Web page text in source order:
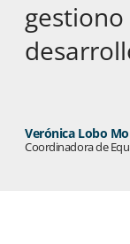
Verónica Lobo
Coordinadora de